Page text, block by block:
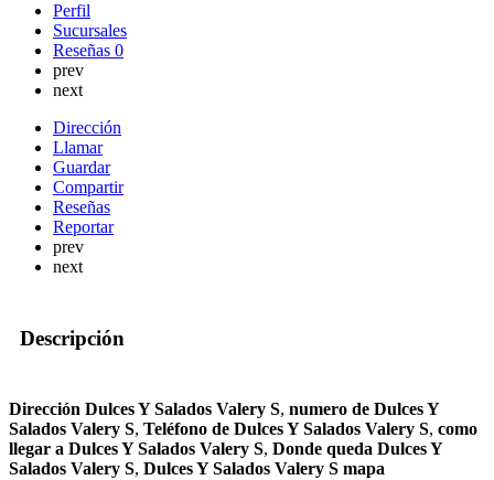
Perfil
Sucursales
Reseñas 0
prev
next
Dirección
Llamar
Guardar
Compartir
Reseñas
Reportar
prev
next
Descripción
Dirección Dulces Y Salados Valery S, numero de Dulces Y
Salados Valery S, Teléfono de Dulces Y Salados Valery S, como
llegar a Dulces Y Salados Valery S, Donde queda Dulces Y
Salados Valery S, Dulces Y Salados Valery S mapa